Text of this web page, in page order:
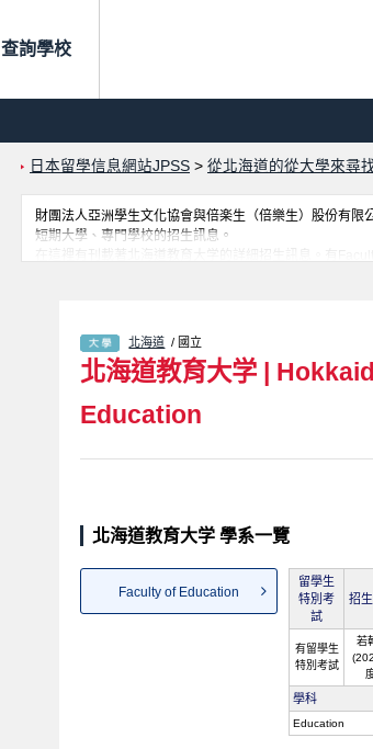
查詢學校
日本留學信息網站JPSS > 從北海道的從大學來尋
財團法人亞洲學生文化協會與倍楽生（倍樂生）股份有
短期大學、專門學校的招生訊息。
在這裡有刊載著北海道教育大学的詳細招生訊息。有
北海道 / 國立
北海道教育大学 |
Education
北海道教育大学 學系一覽
Faculty of Education
留學生
特別考
試
招
有留學生
特別考試
若
學科
Education